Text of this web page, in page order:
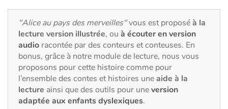
Autour du monde
Apprentissage
Art, espace, activité
Documentaires
"Alice au pays des merveilles"vous est proposéà la
lecture version illustrée, ou à écouter en version
audio racontée par des conteurs et conteuses. En
bonus, grâce à notre module de lecture, nous vous
proposons pour cette histoire comme pour
l’ensemble des contes et histoires uneaide à la
lecture ainsi que des outils pour uneversion
adaptée aux enfants dyslexiques.